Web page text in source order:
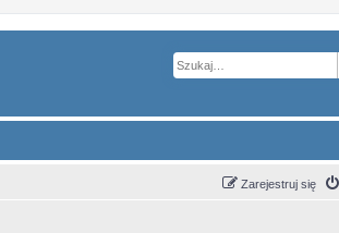
Zarejestruj się